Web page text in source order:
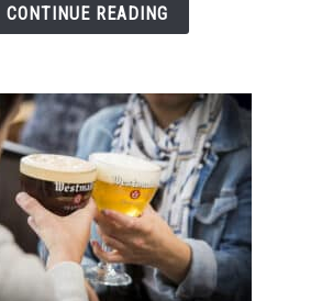
CONTINUE READING